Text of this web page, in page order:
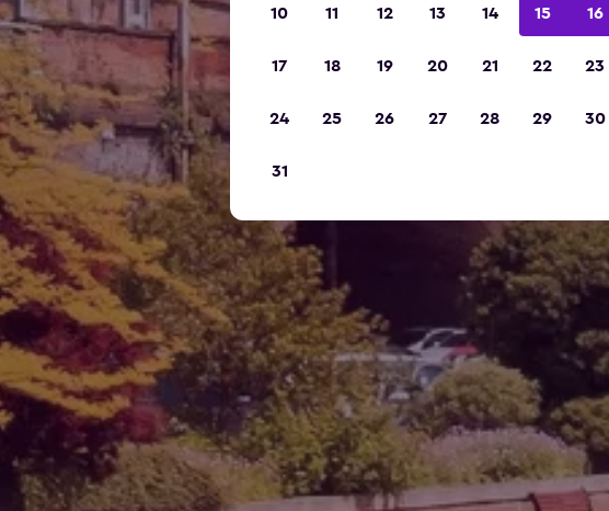
10 11 12 13 14 15 16
17 18 19 20 21 22 23
24 25 26 27 28 29 30
31